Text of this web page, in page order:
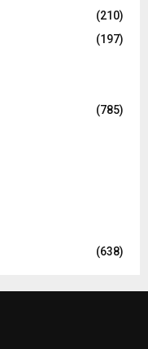
(210)
(197)
(785)
(638)